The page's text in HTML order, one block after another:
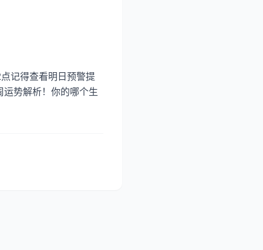
记得查看明日预警提
势解析！你的哪个生